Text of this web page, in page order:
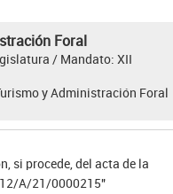
Foral
/ Mandato: XII
y Administración Foral
si procede, del acta de la
12/A/21/0000215"